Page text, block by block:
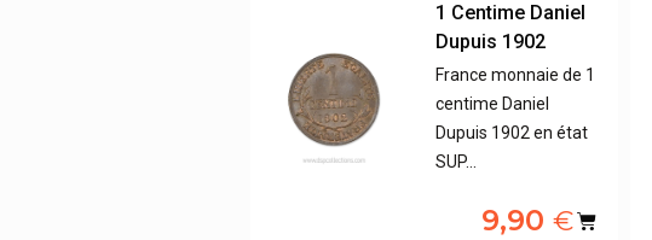
1 Centime Daniel
Dupuis 1902
France monnaie de 1
centime Daniel
Dupuis 1902 en état
SUP…
9,90 €